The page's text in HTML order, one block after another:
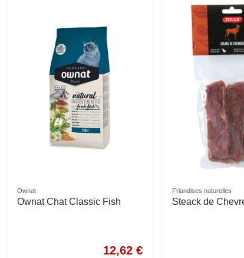
Friandises naturelles
Oreille de Porc Fumée -
1,04 €
Tapis chauffant
Tapis